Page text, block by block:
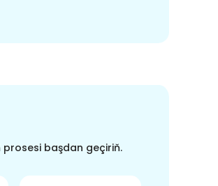
prosesi başdan geçiriň.